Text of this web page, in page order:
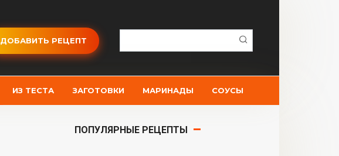
ДОБАВИТЬ РЕЦЕПТ
ИЗ ТЕСТА ЗАГОТОВКИ МАРИНАДЫ СОУСЫ
ПОПУЛЯРНЫЕ РЕЦЕПТЫ